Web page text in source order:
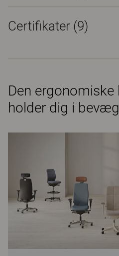
Certifikater (9)
Den
holder dig i